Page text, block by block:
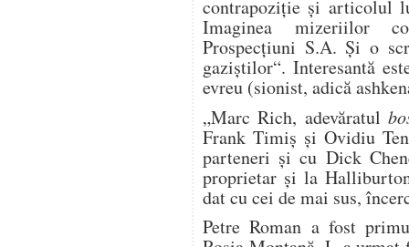
contrapoziţie şi articolul
Imaginea mizeriilor
Prospecţiuni S.A. Şi o
gaziştilor“. Interesantă
evreu (sionist, adică
„Marc Rich, adevăratul
Frank Timiş şi Ovidiu
parteneri şi cu Dick
proprietar şi la
dat cu cei de mai sus,
Petre Roman a fost